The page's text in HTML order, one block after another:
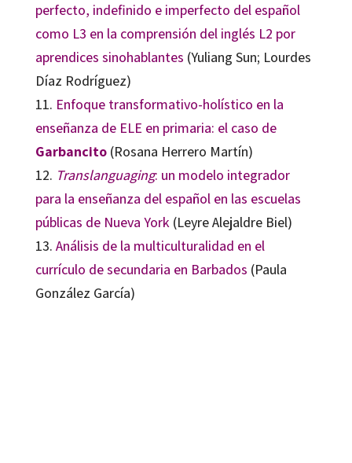
perfecto, indefinido e imperfecto del español
como L3 en la comprensión del inglés L2 por
aprendices sinohablantes (Yuliang Sun; Lourdes
Díaz Rodríguez)
11. Enfoque transformativo-holístico en la
enseñanza de ELE en primaria: el caso de
Garbancito(Rosana Herrero Martín)
12. Translanguaging: un modelo integrador
para la enseñanza del español en las escuelas
públicas de Nueva York(Leyre Alejaldre Biel)
13. Análisis de la multiculturalidad en el
currículo de secundaria en Barbados (Paula
González García)